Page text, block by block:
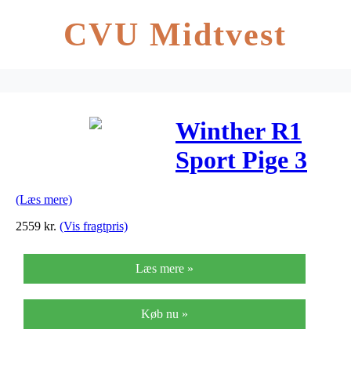
CVU Midtvest
Winther R1
Sport Pige 3
Blå 20″ – 2019
(Læs mere)
2559 kr. (Vis fragtpris)
Læs mere »
Køb nu »